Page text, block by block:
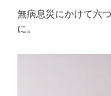
無病息災にかけて六
に。